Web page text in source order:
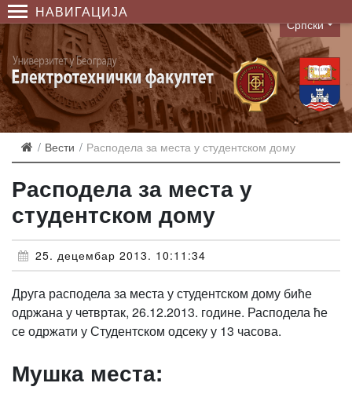
НАВИГАЦИЈА
Language
Српски
Вести Расподела за места у студентском дому
Расподела за места у
студентском дому
25. децембар 2013. 10:11:34
Друга расподела за места у студентском дому биће
одржана у четвртак, 26.12.2013. године. Расподела ће
се одржати у Студентском одсеку у 13 часова.
Мушка места: